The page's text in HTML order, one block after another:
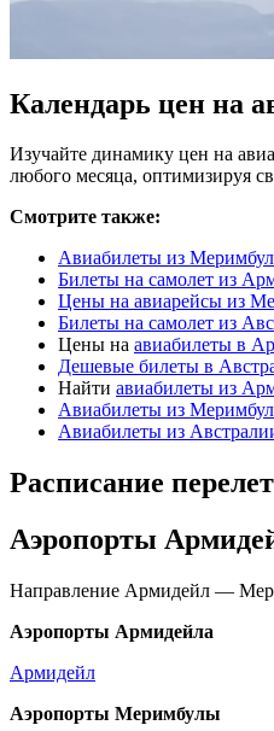
Календарь цен на
Изучайте динамику цен на
любого месяца, оптимизируя
Смотрите также:
Авиабилеты из
Билеты на самолет из
Цены на авиарейсы из
Билеты на самолет из
Цены на авиабилеты в
Дешевые билеты в
Найти авиабилеты из
Авиабилеты из
Авиабилеты из
Расписание
Аэропорты
Направление Армидейл —
Аэропорты Армидейла
Армидейл
Аэропорты Меримбулы